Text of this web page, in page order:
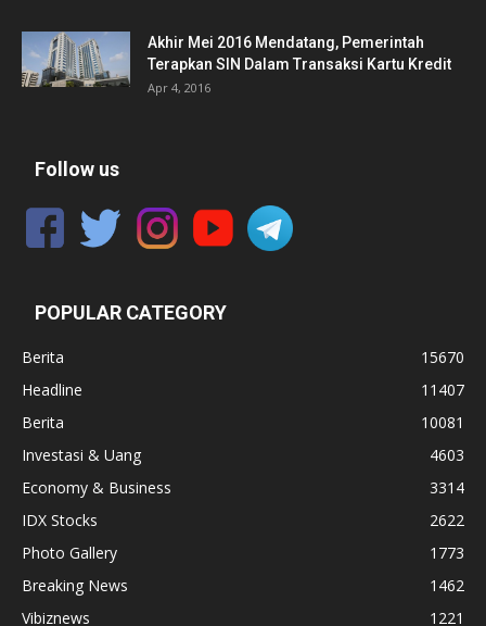
Akhir Mei 2016 Mendatang, Pemerintah
Terapkan SIN Dalam Transaksi Kartu Kredit
Apr 4, 2016
Follow us
POPULAR CATEGORY
Berita
15670
Headline
11407
Berita
10081
Investasi & Uang
4603
Economy & Business
3314
IDX Stocks
2622
Photo Gallery
1773
Breaking News
1462
Vibiznews
1221